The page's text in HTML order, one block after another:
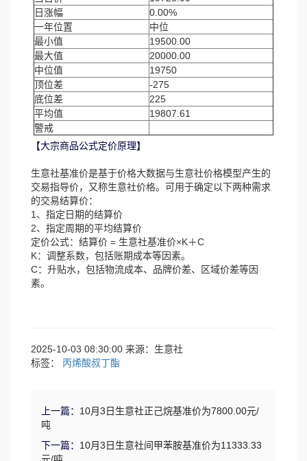
日涨幅
0.00%
一年位置
中位
最小值
19500.00
最大值
20000.00
中位值
19750
顶位差
-275
底位差
225
平均值
19807.61
警戒
【大宗商品公式定价原理】
生意社基准价是基于价格大数据与生意社价格模型产生的
交易指导价，又称生意社价格。可用于确定以下两种需求
的交易结算价：
1、指定日期的结算价
2、指定周期的平均结算价
定价公式：结算价 = 生意社基准价×K＋C
K：调整系数，包括账期成本等因素。
C：升贴水，包括物流成本、品牌价差、区域价差等因
素。
2025-10-03 08:30:00 来源：生意社
标签： 丙烯酸叔丁酯
上一篇： 10月3日生意社正己烷基准价为7800.00元/
吨
下一篇： 10月3日生意社间甲苯胺基准价为11333.33
元/吨